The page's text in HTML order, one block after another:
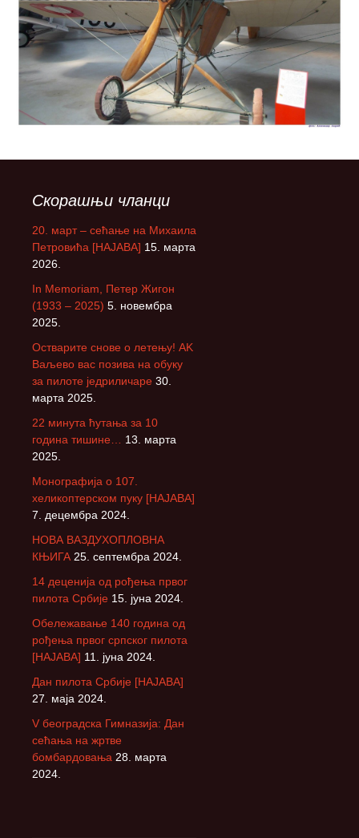
Скорашњи чланци
20. март – сећање на Михаила
Петровића [НАЈАВА] 15. марта
2026.
In Memoriam, Петер Жигон
(1933 – 2025) 5. новембра
2025.
Остварите снове о летењу! АK
Ваљево вас позива на обуку
за пилоте једриличаре 30.
марта 2025.
22 минута ћутања за 10
година тишине…
13. марта
2025.
Монографија о 107.
хеликоптерском пуку [НАЈАВА]
7. децембра 2024.
НОВА ВАЗДУХОПЛОВНА
КЊИГА 25. септембра 2024.
14 деценија од рођења првог
пилота Србије 15. јуна 2024.
Обележавање 140 година од
рођења првог српског пилота
[НАЈАВА] 11. јуна 2024.
Дан пилота Србије [НАЈАВА]
27. маја 2024.
V београдска Гимназија: Дан
сећања на жртве
бомбардовања 28. марта
2024.